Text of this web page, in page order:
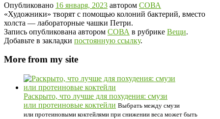
Опубликовано 16 января, 2023 автором СОВА
«Художники» творят с помощью колоний бактерий, вместо
холста — лабораторные чашки Петри.
Запись опубликована автором СОВА в рубрике Вещи.
Добавьте в закладки постоянную ссылку.
More from my site
Раскрыто, что лучше для похудения: смузи
или протеиновые коктейли Выбрать между смузи
или протеиновыми коктейлями при снижении веса может быть